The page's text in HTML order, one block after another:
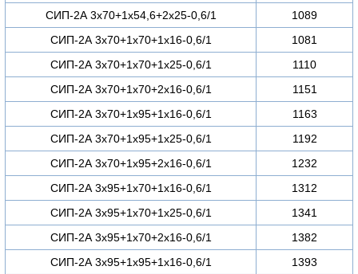
СИП-2А 3х70+1х54,6+2х25-0,6/1
1089
СИП-2А 3х70+1х70+1х16-0,6/1
1081
СИП-2А 3х70+1х70+1х25-0,6/1
1110
СИП-2А 3х70+1х70+2х16-0,6/1
1151
СИП-2А 3х70+1х95+1х16-0,6/1
1163
СИП-2А 3х70+1х95+1х25-0,6/1
1192
СИП-2А 3х70+1х95+2х16-0,6/1
1232
СИП-2А 3х95+1х70+1х16-0,6/1
1312
СИП-2А 3х95+1х70+1х25-0,6/1
1341
СИП-2А 3х95+1х70+2х16-0,6/1
1382
СИП-2А 3х95+1х95+1х16-0,6/1
1393